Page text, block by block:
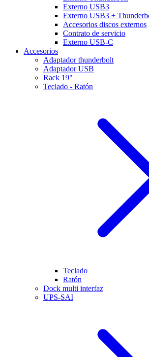
Externo USB3
Externo USB3 +
Accesorios discos externos
Contrato de servicio
Externo USB-C
Accesorios
Adaptador thunderbolt
Adaptador USB
Rack 19"
Teclado - Ratón
Teclado
Ratón
Dock multi interfaz
UPS-SAI